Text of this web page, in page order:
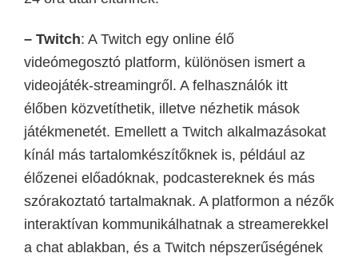
– Twitch: A Twitch egy online élő
videómegosztó platform, különösen ismert a
videojáték-streamingről. A felhasználók itt
élőben közvetíthetik, illetve nézhetik mások
játékmenetét. Emellett a Twitch alkalmazásokat
kínál más tartalomkészítőknek is, például az
élőzenei előadóknak, podcastereknek és más
szórakoztató tartalmaknak. A platformon a nézők
interaktívan kommunikálhatnak a streamerekkel
a chat ablakban, és a Twitch népszerűségének